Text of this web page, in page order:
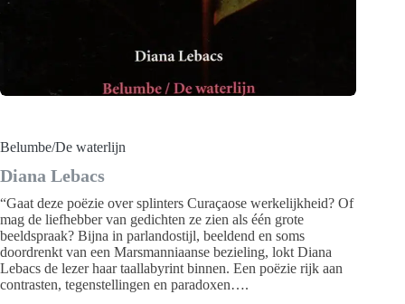
Belumbe/De waterlijn
Diana Lebacs
“Gaat deze poëzie over splinters Curaçaose werkelijkheid? Of
mag de liefhebber van gedichten ze zien als één grote
beeldspraak? Bijna in parlandostijl, beeldend en soms
doordrenkt van een Marsmanniaanse bezieling, lokt Diana
Lebacs de lezer haar taallabyrint binnen. Een poëzie rijk aan
contrasten, tegenstellingen en paradoxen….